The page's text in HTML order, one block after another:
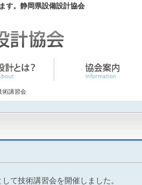
す。静岡県設備設計協会
術講習会
て技術講習会を開催しました。